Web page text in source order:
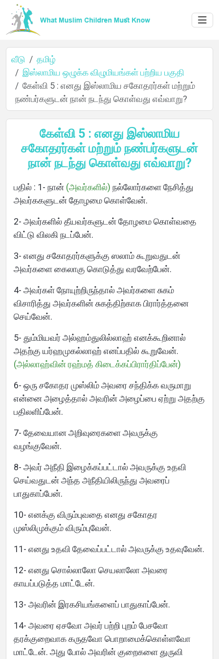
மொழிகள்
வீடு
தமிழ்
இஸ்லாமிய ஒழுக்க விழுமியங்கள் பற்றிய பகுதி
கேள்வி 5 : எனது இஸ்லாமிய சகோதரர்கள் மற்றும்
நண்பர்களுடன் நான் நடந்து கொள்வது எவ்வாறு?
கேள்வி 5 : எனது இஸ்லாமிய
சகோதரர்கள் மற்றும் நண்பர்களுடன்
நான் நடந்து கொள்வது எவ்வாறு?
பதில் : 1- நான் (அவர்களில்) நல்லோர்களை நேசித்து
அவர்ககளுடன் தோழமை கொள்வேன்.
2- அவர்களில் தீயவர்களுடன் தோழமை கொள்வதை
விட்டு விலகி நடப்பேன்.
3- எனது சகோதரர்களுக்கு ஸலாம் கூறுவதுடன்
அவர்களை கைலாகு கொடுத்து வரவேற்பேன்.
4- அவர்கள் நோயுற்றிருந்தால் அவர்களை சுகம்
விசாரித்து அவர்களின் சுகத்திற்காக பிரார்த்தனை
செய்வேன்.
5- தும்மியவர் அல்ஹம்துலில்லாஹ் எனக்கூறினால்
அதற்கு யர்ஹமுகல்லாஹ் எனப்பதில் கூறுவேன்.
(அல்லாஹ்வின் ரஹ்மத் கிடைக்கப்பிரார்திப்பேன்)
6- ஒரு சகோதர முஸ்லிம் அவரை சந்திக்க வருமாறு
என்னை அழைத்தால் அவரின் அழைப்பை ஏற்று அதற்கு
பதிலளிப்பேன்.
7- தேவையான அறிவுரைகளை அவருக்கு
வழங்குவேன்.
8- அவர் அநீதி இழைக்கப்பட்டால் அவருக்கு உதவி
செய்வதுடன் அந்த அநீதியிலிருந்து அவரைப்
பாதுகாப்பேன்.
10- எனக்கு விரும்புவதை எனது சகோதர
முஸ்லிமுக்கும் விரும்புவேன்.
11- எனது உதவி தேவைப்பட்டால் அவருக்கு உதவுவேன்.
12- எனது சொல்லாலோ செயலாலோ அவரை
காயப்படுத்த மாட்டேன்.
13- அவரின் இரகசியங்களைப் பாதுகாப்பேன்.
14- அவரை ஏசவோ அவர் பற்றி புறம் பேசவோ
தரக்குறைவாக கருதவோ பொறாமைக்கொள்ளவோ
மாட்டேன். அது போல் அவரின் குறைகளை துருவி